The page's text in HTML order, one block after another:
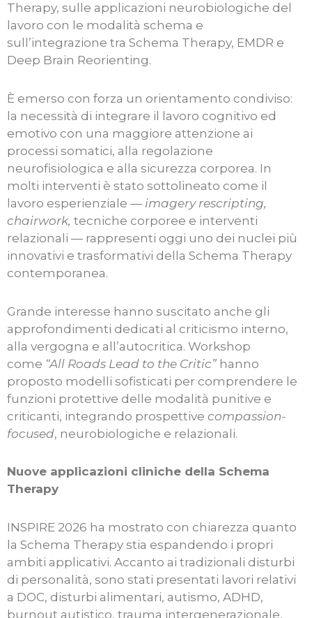
Therapy, sulle applicazioni neurobiologiche del
lavoro con le modalità schema e
sull’integrazione tra Schema Therapy, EMDR e
Deep Brain Reorienting.
È emerso con forza un orientamento condiviso:
la necessità di integrare il lavoro cognitivo ed
emotivo con una maggiore attenzione ai
processi somatici, alla regolazione
neurofisiologica e alla sicurezza corporea. In
molti interventi è stato sottolineato come il
lavoro esperienziale — imagery rescripting,
chairwork, tecniche corporee e interventi
relazionali — rappresenti oggi uno dei nuclei più
innovativi e trasformativi della Schema Therapy
contemporanea.
Grande interesse hanno suscitato anche gli
approfondimenti dedicati al criticismo interno,
alla vergogna e all’autocritica. Workshop
come “All Roads Lead to the Critic” hanno
proposto modelli sofisticati per comprendere le
funzioni protettive delle modalità punitive e
criticanti, integrando prospettive compassion-
focused, neurobiologiche e relazionali.
Nuove applicazioni cliniche della Schema
Therapy
INSPIRE 2026 ha mostrato con chiarezza quanto
la Schema Therapy stia espandendo i propri
ambiti applicativi. Accanto ai tradizionali disturbi
di personalità, sono stati presentati lavori relativi
a DOC, disturbi alimentari, autismo, ADHD,
burnout autistico, trauma intergenerazionale,